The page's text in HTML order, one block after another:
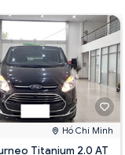
Hồ Chí Minh
Titanium 2.0 AT